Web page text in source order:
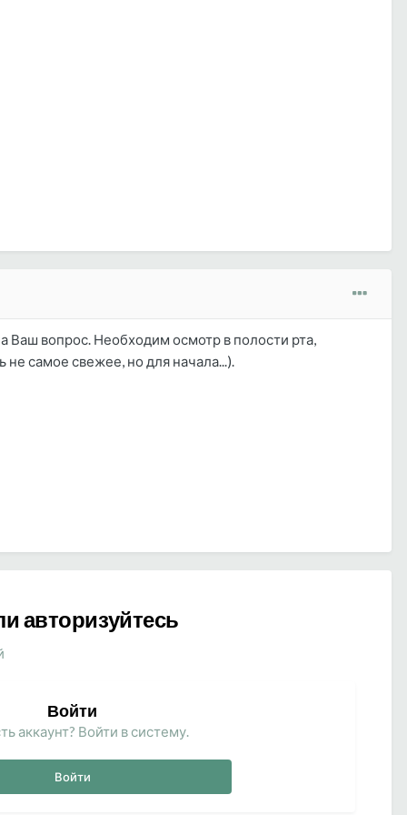
Ваш вопрос. Необходим осмотр в полости рта,
самое свежее, но для начала...).
авторизуйтесь
Войти
аккаунт? Войти в систему.
Войти